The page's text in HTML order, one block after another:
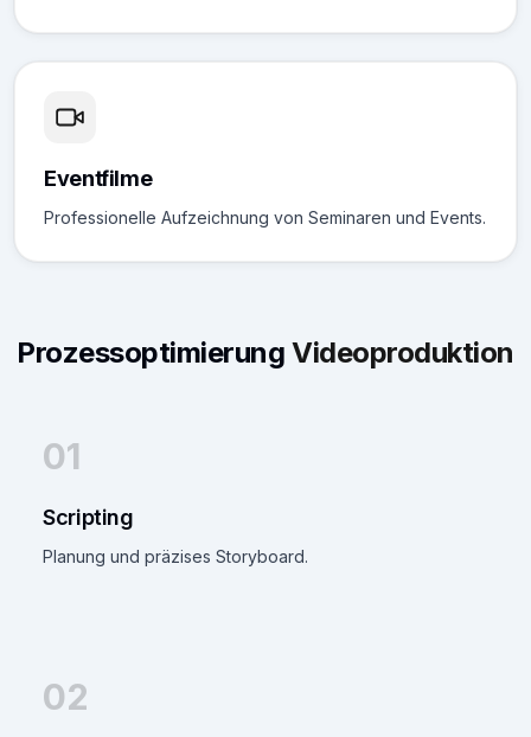
Eventfilme
Professionelle Aufzeichnung von Seminaren und Events.
ProzessoptimierungVideoproduktion
01
Scripting
Planung und präzises Storyboard.
02